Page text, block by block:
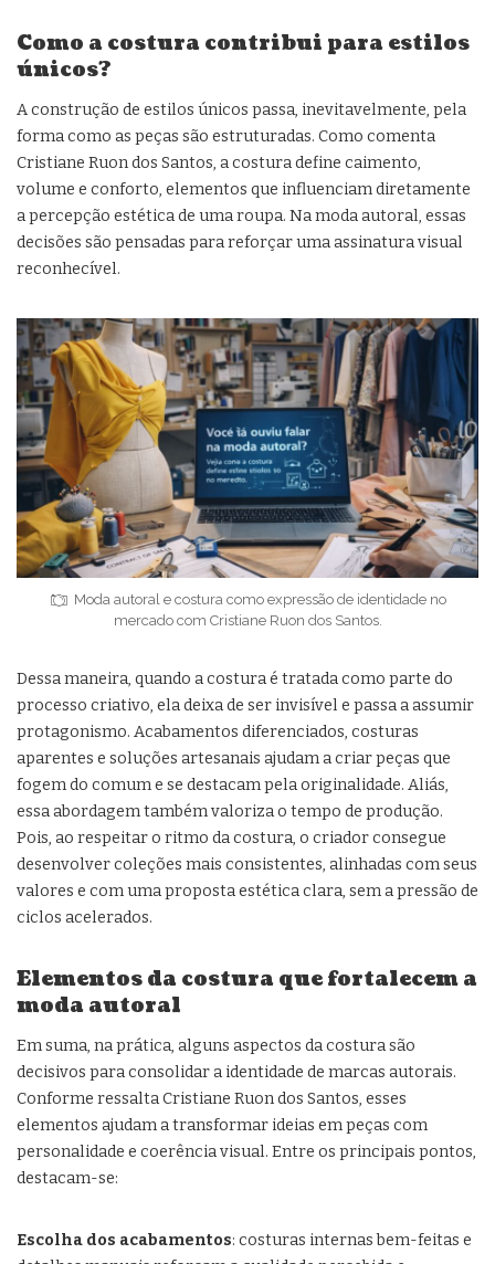
Como a costura contribui para estilos
únicos?
A construção de estilos únicos passa, inevitavelmente, pela
forma como as peças são estruturadas. Como comenta
Cristiane Ruon dos Santos, a costura define caimento,
volume e conforto, elementos que influenciam diretamente
a percepção estética de uma roupa. Na moda autoral, essas
decisões são pensadas para reforçar uma assinatura visual
reconhecível.
Moda autoral e costura como expressão de identidade no
mercado com Cristiane Ruon dos Santos.
Dessa maneira, quando a costura é tratada como parte do
processo criativo, ela deixa de ser invisível e passa a assumir
protagonismo. Acabamentos diferenciados, costuras
aparentes e soluções artesanais ajudam a criar peças que
fogem do comum e se destacam pela originalidade. Aliás,
essa abordagem também valoriza o tempo de produção.
Pois, ao respeitar o ritmo da costura, o criador consegue
desenvolver coleções mais consistentes, alinhadas com seus
valores e com uma proposta estética clara, sem a pressão de
ciclos acelerados.
Elementos da costura que fortalecem a
moda autoral
Em suma, na prática, alguns aspectos da costura são
decisivos para consolidar a identidade de marcas autorais.
Conforme ressalta Cristiane Ruon dos Santos, esses
elementos ajudam a transformar ideias em peças com
personalidade e coerência visual. Entre os principais pontos,
destacam-se:
Escolha dos acabamentos: costuras internas bem-feitas e